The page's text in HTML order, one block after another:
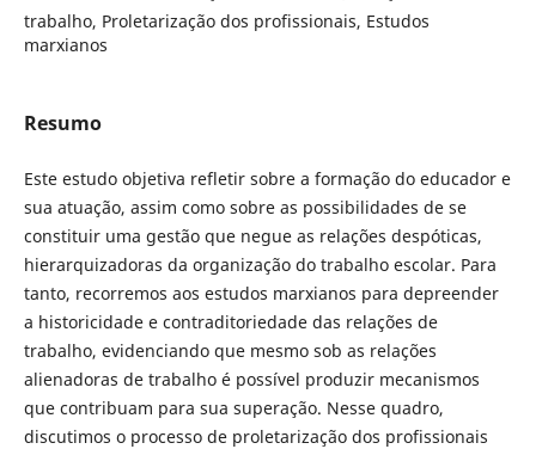
trabalho, Proletarização dos profissionais, Estudos
marxianos
Resumo
Este estudo objetiva refletir sobre a formação do educador e
sua atuação, assim como sobre as possibilidades de se
constituir uma gestão que negue as relações despóticas,
hierarquizadoras da organização do trabalho escolar. Para
tanto, recorremos aos estudos marxianos para depreender
a historicidade e contraditoriedade das relações de
trabalho, evidenciando que mesmo sob as relações
alienadoras de trabalho é possível produzir mecanismos
que contribuam para sua superação. Nesse quadro,
discutimos o processo de proletarização dos profissionais